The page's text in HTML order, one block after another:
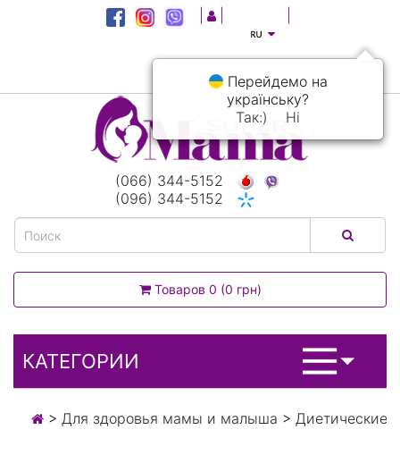
(066) 344-5152
(096) 344-5152
Товаров 0 (0 грн)
КАТЕГОРИИ
> Для здоровья мамы и малыша > Диетические
Перейдемо на
українську?
Так:)
Ні